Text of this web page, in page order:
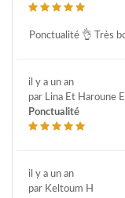
il y a un an
par Lina Et Haroune E
Ponctualité
il y a un an
par Keltoum H